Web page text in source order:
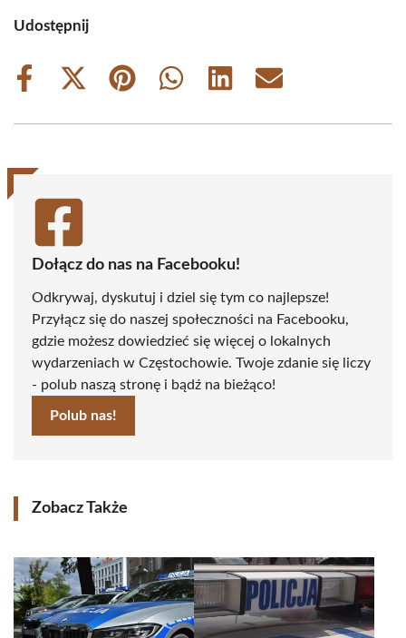
Udostępnij
Share
Share
(Twitter)
Share
Share
Share
Share
Dołącz do nas na Facebooku!
Odkrywaj, dyskutuj i dziel się tym co najlepsze!
Przyłącz się do naszej społeczności na Facebooku,
gdzie możesz dowiedzieć się więcej o lokalnych
wydarzeniach w Częstochowie. Twoje zdanie się liczy
- polub naszą stronę i bądź na bieżąco!
Polub nas!
Zobacz Także